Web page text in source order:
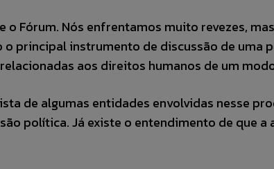
Fórum. Nós enfrentamos muito revezes,
principal instrumento de discussão de uma
aos direitos humanos de um
de algumas entidades envolvidas nesse
política. Já existe o entendimento de que a